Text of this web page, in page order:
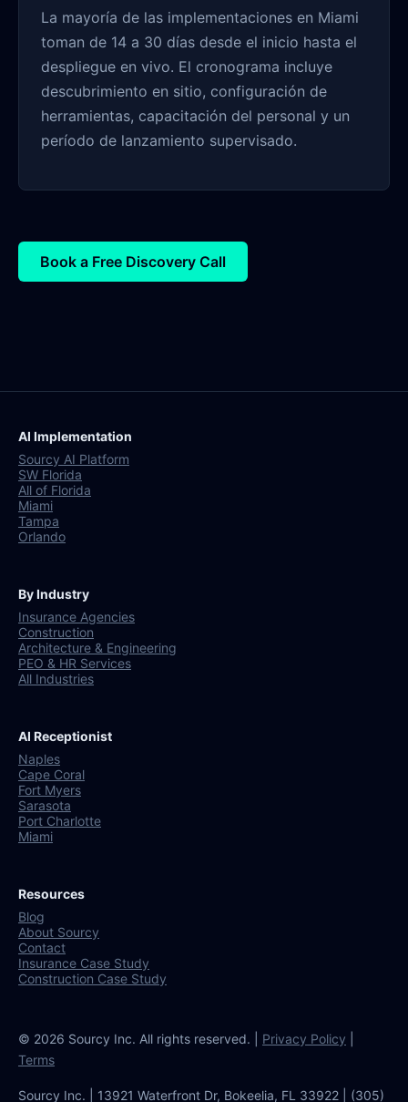
La mayoría de las implementaciones en Miami
toman de 14 a 30 días desde el inicio hasta el
despliegue en vivo. El cronograma incluye
descubrimiento en sitio, configuración de
herramientas, capacitación del personal y un
período de lanzamiento supervisado.
Book a Free Discovery Call
AI Implementation
Sourcy AI Platform
SW Florida
All of Florida
Miami
Tampa
Orlando
By Industry
Insurance Agencies
Construction
Architecture & Engineering
PEO & HR Services
All Industries
AI Receptionist
Naples
Cape Coral
Fort Myers
Sarasota
Port Charlotte
Miami
Resources
Blog
About Sourcy
Contact
Insurance Case Study
Construction Case Study
© 2026 Sourcy Inc. All rights reserved. | Privacy Policy
Terms
Sourcy Inc. | 13921 Waterfront Dr, Bokeelia, FL 33922 | (305)